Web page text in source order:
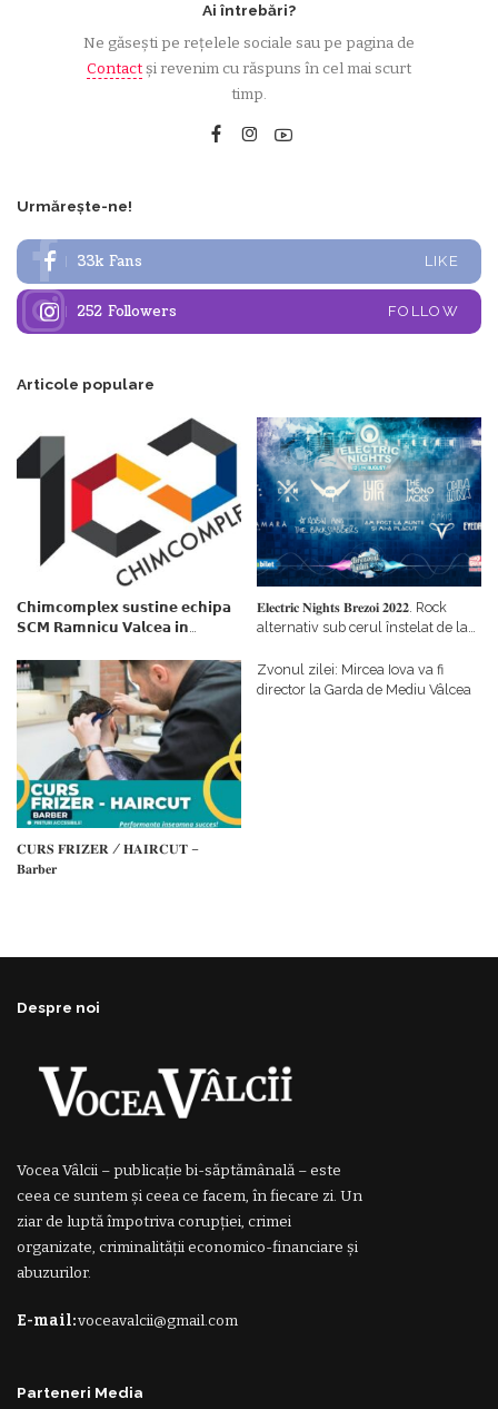
Ai întrebări?
Ne găsești pe rețelele sociale sau pe pagina de
Contactși revenim cu răspuns în cel mai scurt
timp.
Urmărește-ne!
33k Fans LIKE
252 Followers FOLLOW
Articole populare
𝗖𝗵𝗶𝗺𝗰𝗼𝗺𝗽𝗹𝗲𝘅 𝘀𝘂𝘀𝘁𝗶𝗻𝗲 𝗲𝗰𝗵𝗶𝗽𝗮
𝗦𝗖𝗠 𝗥𝗮𝗺𝗻𝗶𝗰𝘂 𝗩𝗮𝗹𝗰𝗲𝗮 𝗶𝗻
𝗳𝗶𝗻𝗮𝗻𝘁𝗮𝘁𝗼𝗿
𝐄𝐥𝐞𝐜𝐭𝐫𝐢𝐜 𝐍𝐢𝐠𝐡𝐭𝐬 𝐁𝐫𝐞𝐳𝐨𝐢 𝟐𝟎𝟐𝟐. Rock
alternativ sub cerul înstelat de la
𝐂𝐔𝐑𝐒 𝐅𝐑𝐈𝐙𝐄𝐑 / 𝐇𝐀𝐈𝐑𝐂𝐔𝐓 –
𝐁𝐚𝐫𝐛𝐞𝐫
Zvonul zilei: Mircea Iova va fi
director la Garda de Mediu Vâlcea
Despre noi
Vocea Vâlcii – publicație bi-săptămânală – este
ceea ce suntem și ceea ce facem, în fiecare zi. Un
ziar de luptă împotriva corupției, crimei
organizate, criminalității economico-financiare și
abuzurilor.
E-mail:voceavalcii@gmail.com
Parteneri Media